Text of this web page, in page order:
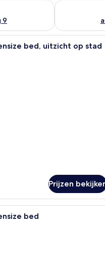
9
voor vanavond aug
De
Een stadsbeeld met
bed, uitzicht op stad
Prijzen
Een moderne hotelkamer
bed